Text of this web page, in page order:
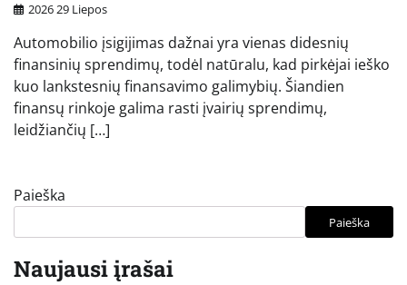
2026 29 Liepos
Automobilio įsigijimas dažnai yra vienas didesnių
finansinių sprendimų, todėl natūralu, kad pirkėjai ieško
kuo lankstesnių finansavimo galimybių. Šiandien
finansų rinkoje galima rasti įvairių sprendimų,
leidžiančių […]
Paieška
Paieška
Naujausi įrašai